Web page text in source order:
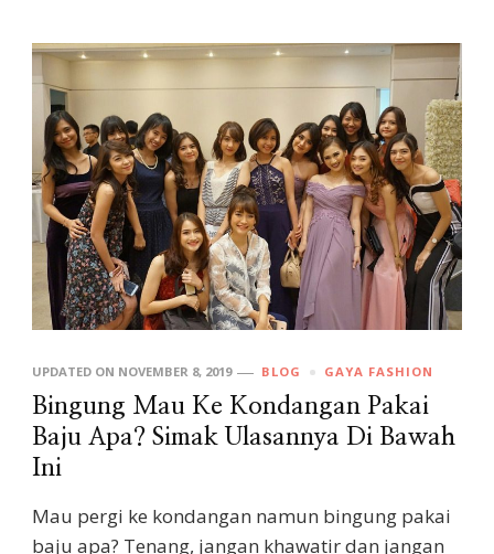
UPDATED ON NOVEMBER 8, 2019 BLOG GAYA FASHION
Bingung Mau Ke Kondangan Pakai
Baju Apa? Simak Ulasannya Di Bawah
Ini
Mau pergi ke kondangan namun bingung pakai
baju apa? Tenang, jangan khawatir dan jangan